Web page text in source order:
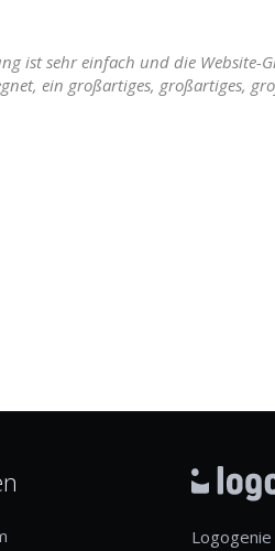
ist sehr einfach und die Website-
ein großartiges, großartiges,